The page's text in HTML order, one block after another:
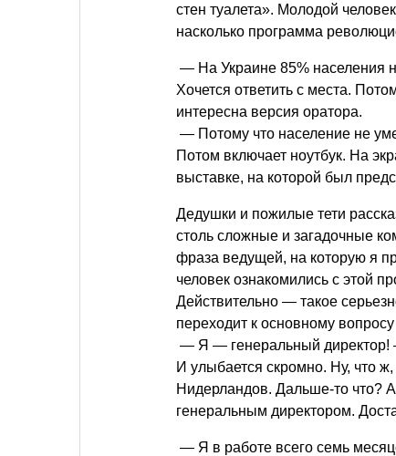
стен туалета». Молодой
насколько программа
— На Украине 85% населения
Хочется ответить с места.
интересна версия оратора.
— Потому что население не
Потом включает ноутбук. На
выставке, на которой был
Дедушки и пожилые тети
столь сложные и загадочные
фраза ведущей, на которую я
человек ознакомились с этой
Действительно — такое
переходит к основному
— Я — генеральный директор!
И улыбается скромно. Ну, что
Нидерландов. Дальше-то что?
генеральным директором.
— Я в работе всего семь